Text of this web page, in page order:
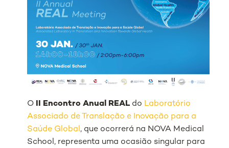
O II Encontro Anual REAL do Laboratório
Associado de Translação e Inovação para a
Saúde Global, que ocorrerá na NOVA Medical
School, representa uma ocasião singular para